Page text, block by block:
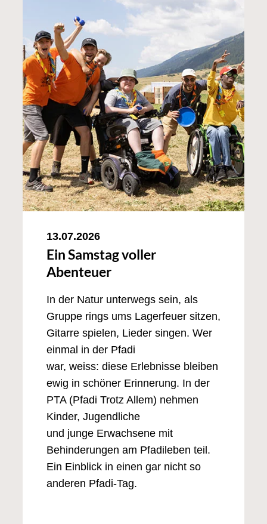
13.07.2026
Ein Samstag voller
Abenteuer
In der Natur unterwegs sein, als
Gruppe rings ums Lagerfeuer sitzen,
Gitarre spielen, Lieder singen. Wer
einmal in der Pfadi
war, weiss: diese Erlebnisse bleiben
ewig in schöner Erinnerung. In der
PTA (Pfadi Trotz Allem) nehmen
Kinder, Jugendliche
und junge Erwachsene mit
Behinderungen am Pfadileben teil.
Ein Einblick in einen gar nicht so
anderen Pfadi-Tag.